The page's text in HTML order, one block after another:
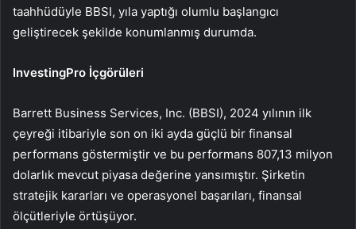
taahhüdüyle BBSI, yıla yaptığı olumlu başlangıcı
geliştirecek şekilde konumlanmış durumda.
InvestingPro İçgörüleri
Barrett Business Services, Inc. (BBSI), 2024 yılının ilk
çeyreği itibariyle son on iki ayda güçlü bir finansal
performans göstermiştir ve bu performans 807,13 milyon
dolarlık mevcut piyasa değerine yansımıştır. Şirketin
stratejik kararları ve operasyonel başarıları, finansal
ölçütleriyle örtüşüyor.